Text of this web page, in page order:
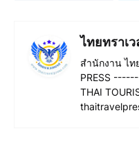
ไทยทราเว
สำนักงาน ไท
PRESS
THAI